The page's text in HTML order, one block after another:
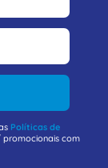
Políticas de
com